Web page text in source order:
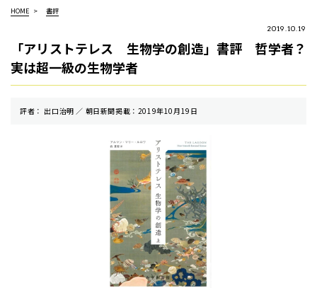
HOME 書評
2019.10.19
「アリストテレス 生物学の創造」書評 哲学者？
実は超一級の生物学者
評者： 出口治明 ／ 朝⽇新聞掲載：2019年10月19日